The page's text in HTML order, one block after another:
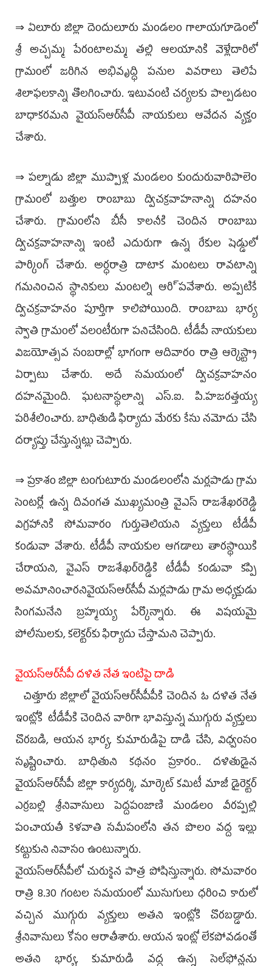
⇒ ఏలూరు జిల్లా దెందులూరు మండలం గాలాయగూడెంలో
శ్రీ అచ్చమ్మ పేరంటాలమ్మ తల్లి ఆలయానికి వెళ్లేదారిలో
గ్రామంలో జరిగిన అభివృద్ధి పనుల వివరాలు తెలిపే
శిలాఫలకాన్ని తొలగించారు. ఇటువంటి చర్యలకు పాల్పడటం
బాధాకరమని వైయ‌స్ఆర్‌సీపీ నాయకులు ఆవేదన వ్యక్తం
చేశారు.
⇒ పల్నాడు జిల్లా ముప్పాళ్ల మండలం కుందురువారిపాలెం
గ్రామంలో బత్తుల రాంబాబు ద్విచక్రవాహనాన్ని దహనం
చేశారు. గ్రామంలోని బీసీ కాలనీకి చెందిన రాంబాబు
ద్విచక్రవాహనాన్ని ఇంటి ఎదురుగా ఉన్న రేకుల షెడ్డులో
పార్కింగ్‌ చేశారు. అర్ధరాత్రి దాటాక మంటలు రావటాన్ని
గమనించిన స్థానికులు మంటల్ని ఆరి్పవేశారు. అప్పటికే
ద్విచక్రవాహనం పూర్తిగా కాలిపోయింది. రాంబాబు భార్య
స్వాతి గ్రామంలో వలంటీరుగా పనిచేసింది. టీడీపీ నాయకులు
విజయోత్సవ సంబరాల్లో భాగంగా ఆదివారం రాత్రి ఆర్కెస్ట్రా
ఏర్పాటు చేశారు. అదే సమయంలో ద్విచక్రవాహనం
దహనమైంది. ఘటనాస్థలాన్ని ఎస్‌.ఐ. పి.హజరత్తయ్య
పరిశీలించారు. బాధితుడి ఫిర్యాదు మేరకు కేసు నమోదు చేసి
దర్యాప్తు చేస్తున్నట్లు చెప్పారు.
⇒ ప్రకాశం జిల్లా టంగుటూరు మండలంలోని మర్లపాడు గ్రామ
సెంటర్లో ఉన్న దివంగత ముఖ్యమంత్రి వైఎస్‌ రాజశేఖరరెడ్డి
విగ్రహానికి సోమవారం గుర్తుతెలియని వ్యక్తులు టీడీపీ
కండువా వేశారు. టీడీపీ నాయకుల ఆగడాలు తార­స్థాయికి
చేరాయని, వైఎస్‌ రాజశేఖర్‌రెడ్డికి టీడీపీ కండువా కప్పి
అవమానించారనివైయ‌స్ఆర్‌సీపీ మర్లపాడు గ్రామ అధ్యక్షుడు
సింగమనేని బ్రహ్మయ్య పేర్కొన్నారు. ఈ విషయమై
పోలీసులకు, కలెక్టర్‌కు ఫిర్యాదు చేస్తామని చెప్పారు.
వైయ‌స్ఆర్‌సీపీ దళిత నేత ఇంటిపై దాడి
చిత్తూరు జిల్లాలో వైయ‌స్ఆర్‌సీపీపీకి చెందిన ఓ దళిత నేత
ఇంట్లోకి టీడీపీకి చెందిన వారిగా భావిస్తున్న ముగ్గురు వ్యక్తులు
చొరబడి, ఆయన భార్య, కుమారుడిపై దాడి చేసి, విధ్వంసం
సృష్టించారు. బాధితుని కథనం ప్రకారం.. దళితుడైన
వైయ‌స్ఆర్‌సీపీ జిల్లా కార్యదర్శి, మార్కెట్‌ కమిటీ మాజీ డైరెక్టర్‌
ఎర్రబల్లి శ్రీనివాసులు పెద్దపంజాణి మండలం వీరప్పల్లి
పంచాయతీ కెళవాతి సమీపంలోని తన పొలం వద్ద ఇల్లు
కట్టుకుని నివాసం ఉంటున్నారు.
వైయ‌స్ఆర్‌సీపీలో చురుకైన పాత్ర పోషిస్తున్నారు. సోమవారం
రాత్రి 8.30 గంటల సమయంలో ముసుగులు ధరించి కారులో
వచ్చిన ముగ్గురు వ్యక్తులు అతని ఇంట్లోకి చొరబడ్డారు.
శ్రీనివాసులు కోసం ఆరాతీశారు. ఆయన ఇంట్లో లేకపోవడంతో
అతని భార్య, కుమారుడి వద్ద ఉన్న సెల్‌ఫోన్లను